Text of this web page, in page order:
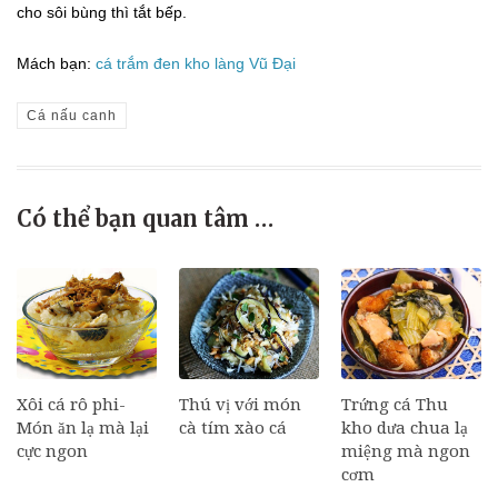
cho sôi bùng thì tắt bếp.
Mách bạn: cá trắm đen kho làng Vũ Đại
Cá nấu canh
Có thể bạn quan tâm …
Xôi cá rô phi-
Món ăn lạ mà lại
cực ngon
Thú vị với món
cà tím xào cá
Trứng cá Thu
kho dưa chua lạ
miệng mà ngon
cơm